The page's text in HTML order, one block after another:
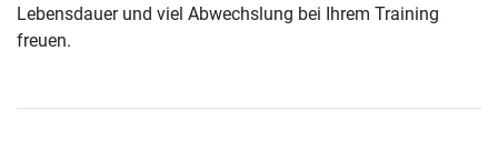
Lebensdauer und viel Abwechslung bei Ihrem Training
freuen.